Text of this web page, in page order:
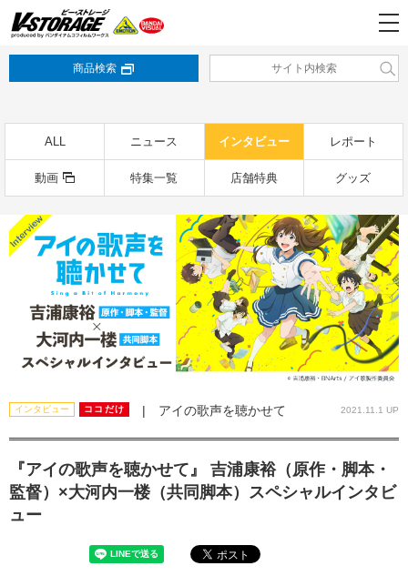
商品検索
ALL ニュース インタビュー レポート
動画 特集一覧 店舗特典 グッズ
インタビュー ココだけ | アイの歌声を聴かせて 2021.11.1 UP
『アイの歌声を聴かせて』 吉浦康裕（原作・脚本・
監督）×大河内一楼（共同脚本）スペシャルインタビ
ュー